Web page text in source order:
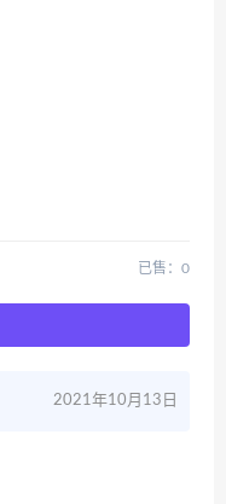
已售：0
2021年10月13日